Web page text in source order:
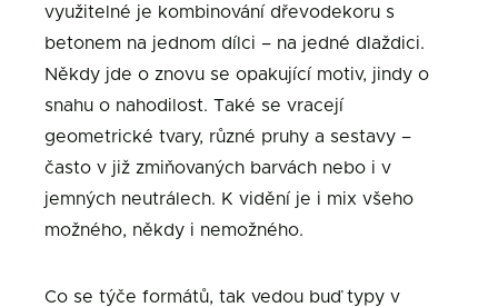
využitelné je kombinování dřevodekoru s
betonem na jednom dílci – na jedné dlaždici.
Někdy jde o znovu se opakující motiv, jindy o
snahu o nahodilost. Také se vracejí
geometrické tvary, různé pruhy a sestavy –
často v již zmiňovaných barvách nebo i v
jemných neutrálech. K vidění je i mix všeho
možného, někdy i nemožného.
Co se týče formátů, tak vedou buď typy v